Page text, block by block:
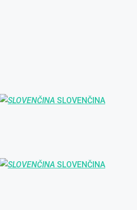
SLOVENČINA
SLOVENČINA